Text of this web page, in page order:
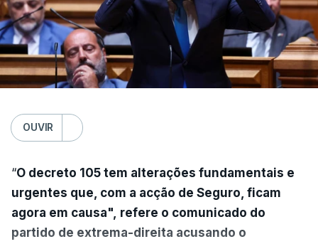
OUVIR
“O decreto 105 tem alterações fundamentais e
urgentes que, com a acção de Seguro, ficam
agora em causa", refere o comunicado do
partido de extrema-direita acusando o